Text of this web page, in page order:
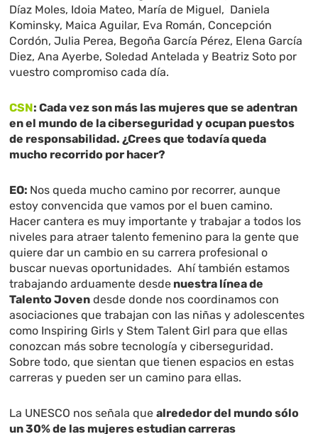
Díaz Moles, Idoia Mateo, María de Miguel, Daniela
Kominsky, Maica Aguilar, Eva Román, Concepción
Cordón, Julia Perea, Begoña García Pérez, Elena García
Diez, Ana Ayerbe, Soledad Antelada y Beatriz Soto por
vuestro compromiso cada día.
CSN:Cada vez son más las mujeres que se adentran
en el mundo de la ciberseguridad y ocupan puestos
de responsabilidad. ¿Crees que todavía queda
mucho recorrido por hacer?
EO: Nos queda mucho camino por recorrer, aunque
estoy convencida que vamos por el buen camino.
Hacer cantera es muy importante y trabajar a todos los
niveles para atraer talento femenino para la gente que
quiere dar un cambio en su carrera profesional o
buscar nuevas oportunidades. Ahí también estamos
trabajando arduamente desde nuestra línea de
Talento Joven desde donde nos coordinamos con
asociaciones que trabajan con las niñas y adolescentes
como Inspiring Girls y Stem Talent Girl para que ellas
conozcan más sobre tecnología y ciberseguridad.
Sobre todo, que sientan que tienen espacios en estas
carreras y pueden ser un camino para ellas.
La UNESCO nos señala quealrededor del mundo sólo
un 30% de las mujeres estudian carreras